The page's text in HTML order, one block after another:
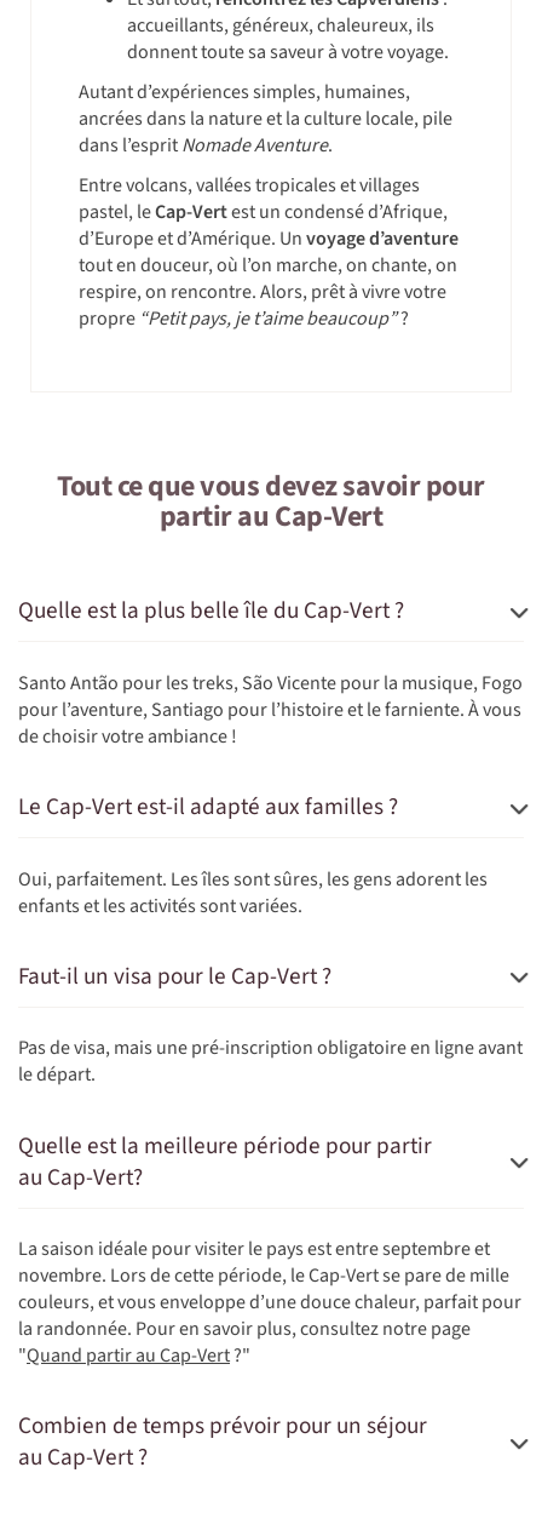
accueillants, généreux, chaleureux, ils
donnent toute sa saveur à votre voyage.
Autant d’expériences simples, humaines,
ancrées dans la nature et la culture locale, pile
dans l’espritNomade Aventure.
Entre volcans, vallées tropicales et villages
pastel, leCap-Vertest un condensé d’Afrique,
d’Europe et d’Amérique. Unvoyage d’aventure
tout en douceur, où l’on marche, on chante, on
respire, on rencontre. Alors, prêt à vivre votre
propre “Petit pays, je t’aime beaucoup”?
Tout ce que vous devez savoir pour
partir au Cap-Vert
Quelle est la plus belle île du Cap-Vert ?
Santo Antão pour les treks, São Vicente pour la musique, Fogo
pour l’aventure, Santiago pour l’histoire et le farniente. À vous
de choisir votre ambiance !
Le Cap-Vert est-il adapté aux familles ?
Oui, parfaitement. Les îles sont sûres, les gens adorent les
enfants et les activités sont variées.
Faut-il un visa pour le Cap-Vert ?
Pas de visa, mais une pré-inscription obligatoire en ligne avant
le départ.
Quelle est la meilleure période pour partir
au Cap-Vert?
La saison idéale pour visiter le pays est entre septembre et
novembre. Lors de cette période, le Cap-Vert se pare de mille
couleurs, et vous enveloppe d’une douce chaleur, parfait pour
la randonnée. Pour en savoir plus, consultez notre page
"Quand partir au Cap-Vert?"
Combien de temps prévoir pour un séjour
au Cap-Vert ?